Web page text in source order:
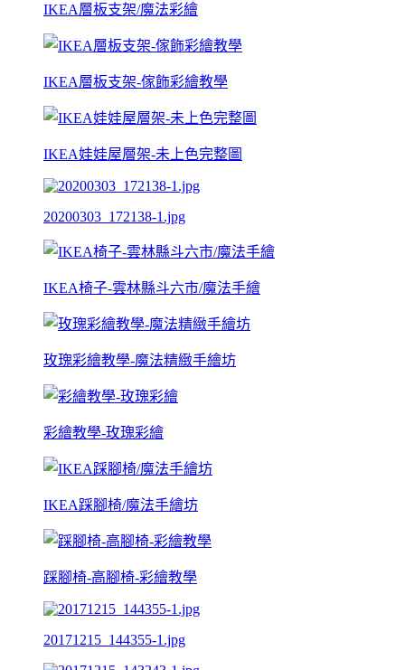
IKEA層板支架/魔法彩繪
IKEA層板支架-傢飾彩繪教學
IKEA娃娃屋層架-未上色完整圖
20200303_172138-1.jpg
IKEA椅子-雲林縣斗六市/魔法手繪
玫瑰彩繪教學-魔法精緻手繪坊
彩繪教學-玫瑰彩繪
IKEA踩腳椅/魔法手繪坊
踩腳椅-高腳椅-彩繪教學
20171215_144355-1.jpg